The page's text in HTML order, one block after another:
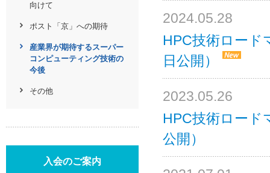
2024.05.28
HPC技術ロード
日公開）
2023.05.26
HPC技術ロード
公開）
向けて
ポスト「京」への期待
産業界が期待するスーパー
コンピューティング技術の
今後
その他
入会のご案内